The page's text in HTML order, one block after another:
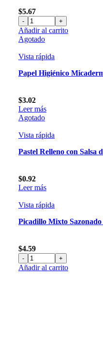
$5.67
Mascarilla
Reparadora
Micaderm
cantidad
Añadir al carrito
Agotado
Vista rápida
Papel Higiénico
$3.02
Leer más
Agotado
Vista rápida
Pastel Relleno con Salsa
$0.92
Leer más
Vista rápida
Picadillo Mixto
$4.59
Picadillo
Mixto
Añadir al carrito